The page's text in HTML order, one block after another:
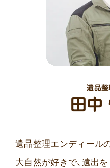
田中
遺品整
遺品整理エンディール
大自然が好きで、遠出